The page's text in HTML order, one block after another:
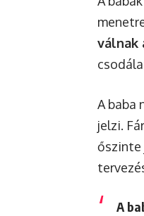
válnak
A baba
jelzi.
őszinte
A